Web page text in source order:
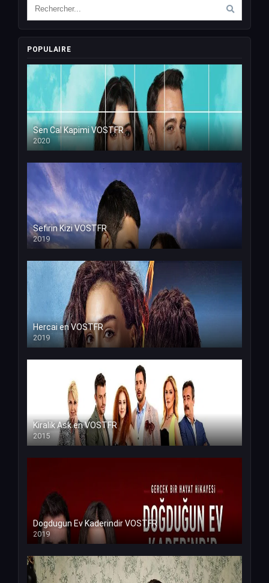
POPULAIRE
Sen Cal Kapimi VOSTFR
2020
Sefirin Kizi VOSTFR
2019
Hercai en VOSTFR
2019
Kiralik Ask en VOSTFR
2015
Dogdugun Ev Kaderindir VOSTFR
2019